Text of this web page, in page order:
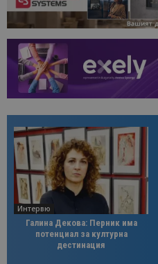
Интервю
Галина Декова: Перник има
потенциал за културна
дестинация